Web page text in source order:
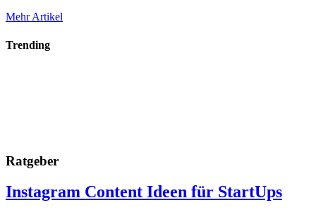
Mehr Artikel
Trending
Ratgeber
Instagram Content Ideen für StartUps